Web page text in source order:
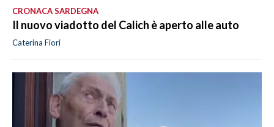
CRONACA SARDEGNA
Il nuovo viadotto del Calich è aperto alle auto
Caterina Fiori